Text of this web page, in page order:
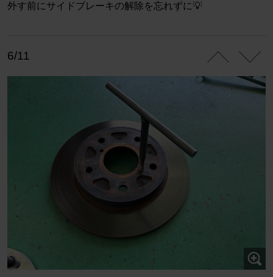
外す前にサイドブレーキの解除を忘れずに💡
6/11